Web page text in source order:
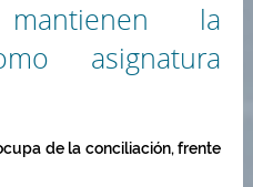
la
asignatura
de la conciliación, frente